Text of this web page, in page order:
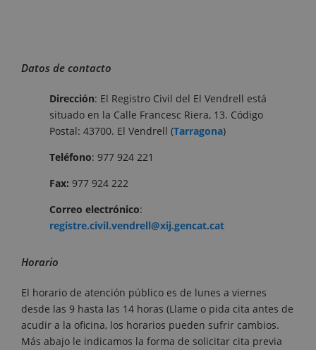
Datos de contacto
Dirección: El Registro Civil del El Vendrell está
situado en la Calle Francesc Riera, 13. Código
Postal: 43700. El Vendrell (Tarragona)
Teléfono: 977 924 221
Fax: 977 924 222
Correo electrónico:
registre.civil.vendrell@xij.gencat.cat
Horario
El horario de atención público es de lunes a viernes
desde las 9 hasta las 14 horas (Llame o pida cita antes de
acudir a la oficina, los horarios pueden sufrir cambios.
Más abajo le indicamos la forma de solicitar cita previa